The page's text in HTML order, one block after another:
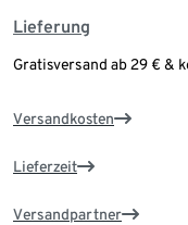
Lieferung
Gratisversand ab 29 € &
Versandkosten
Lieferzeit
Versandpartner